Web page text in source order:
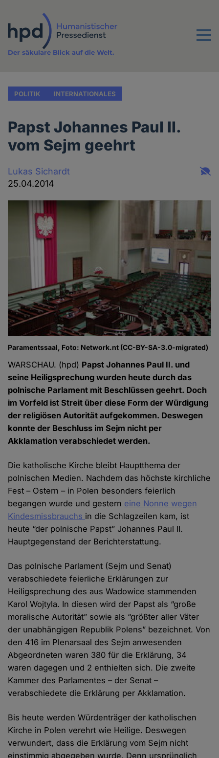
Inhalt
Menu
Der säkulare Blick auf die Welt.
POLITIK INTERNATIONALES
Papst Johannes Paul II.
vom Sejm geehrt
Lukas Sichardt
25.04.2014
Paramentssaal, Foto: Network.nt (CC-BY-SA-3.0-migrated)
WARSCHAU. (hpd) Papst Johannes Paul II. und
seine Heiligsprechung wurden heute durch das
polnische Parlament mit Beschlüssen geehrt. Doch
im Vorfeld ist Streit über diese Form der Würdigung
der religiösen Autorität aufgekommen. Deswegen
konnte der Beschluss im Sejm nicht per
Akklamation verabschiedet werden.
Die katholische Kirche bleibt Hauptthema der
polnischen Medien. Nachdem das höchste kirchliche
Fest – Ostern – in Polen besonders feierlich
begangen wurde und gestern eine Nonne wegen
Kindesmissbrauchs in die Schlagzeilen kam, ist
heute “der polnische Papst” Johannes Paul II.
Hauptgegenstand der Berichterstattung.
Das polnische Parlament (Sejm und Senat)
verabschiedete feierliche Erklärungen zur
Heiligsprechung des aus Wadowice stammenden
Karol Wojtyla. In diesen wird der Papst als “große
moralische Autorität” sowie als “größter aller Väter
der unabhängigen Republik Polens” bezeichnet. Von
den 416 im Plenarsaal des Sejm anwesenden
Abgeordneten waren 380 für die Erklärung, 34
waren dagegen und 2 enthielten sich. Die zweite
Kammer des Parlamentes – der Senat –
verabschiedete die Erklärung per Akklamation.
Bis heute werden Würdenträger der katholischen
Kirche in Polen verehrt wie Heilige. Deswegen
verwundert, dass die Erklärung vom Sejm nicht
einstimmig abgegeben wurde. Denn ursprünglich